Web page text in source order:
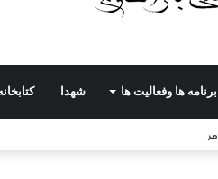
برنامه ها وفعالیت ها شهدا
مرکزفرهنگی باقرالعلوم(ع)